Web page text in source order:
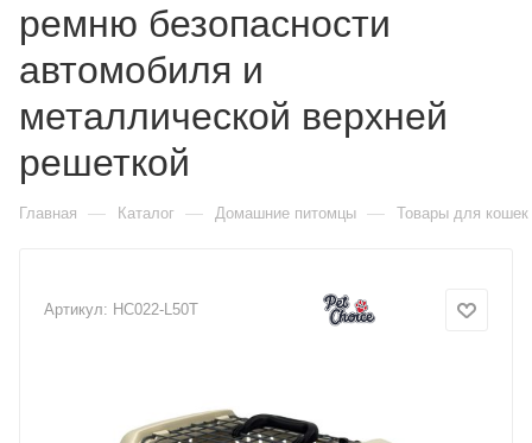
ремню безопасности
автомобиля и
металлической верхней
решеткой​
Главная — Каталог — Домашние питомцы — Товары для кошек
Артикул: HC022-L50T